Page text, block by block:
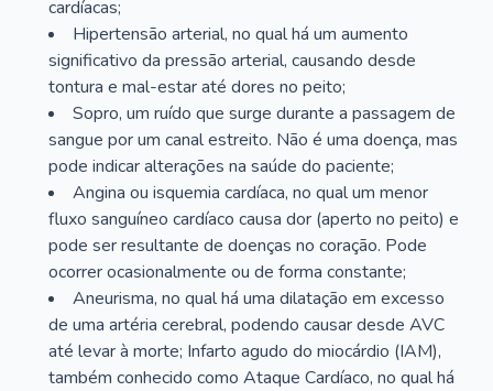
cardíacas;
Hipertensão arterial, no qual há um aumento
significativo da pressão arterial, causando desde
tontura e mal-estar até dores no peito;
Sopro, um ruído que surge durante a passagem de
sangue por um canal estreito. Não é uma doença, mas
pode indicar alterações na saúde do paciente;
Angina ou isquemia cardíaca, no qual um menor
fluxo sanguíneo cardíaco causa dor (aperto no peito) e
pode ser resultante de doenças no coração. Pode
ocorrer ocasionalmente ou de forma constante;
Aneurisma, no qual há uma dilatação em excesso
de uma artéria cerebral, podendo causar desde AVC
até levar à morte; Infarto agudo do miocárdio (IAM),
também conhecido como Ataque Cardíaco, no qual há